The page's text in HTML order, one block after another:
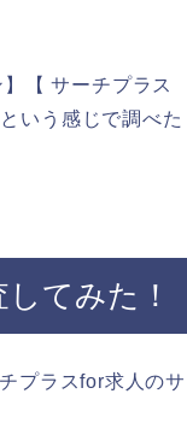
【 サーチプラス
いう感じで調べた
てみた！
プラスfor求人のサ